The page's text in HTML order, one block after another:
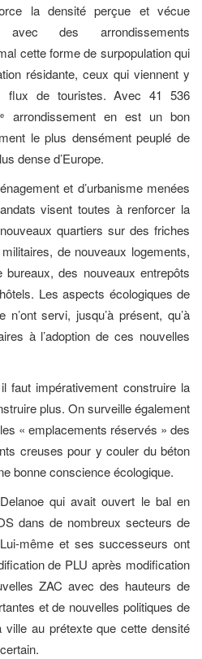
la densité perçue et vécue
avec des arrondissements
cette forme de surpopulation qui
résidante, ceux qui viennent y
flux de touristes. Avec 41 536
arrondissement en est un bon
le plus densément peuplé de
dense d’Europe.
et d’urbanisme menées
visent toutes à renforcer la
quartiers sur des friches
de nouveaux logements,
des nouveaux entrepôts
Les aspects écologiques de
n’ont servi, jusqu’à présent, qu’à
à l’adoption de ces nouvelles
faut impérativement construire la
plus. On surveille également
« emplacements réservés » des
creuses pour y couler du béton
bonne conscience écologique.
qui avait ouvert le bal en
dans de nombreux secteurs de
même et ses successeurs ont
de PLU après modification
ZAC avec des hauteurs de
et de nouvelles politiques de
ville au prétexte que cette densité